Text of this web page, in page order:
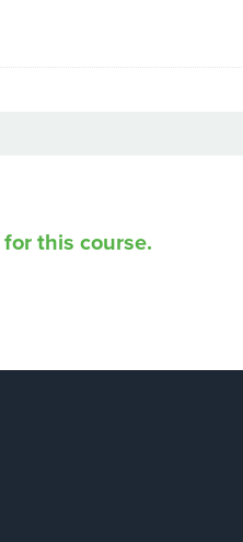
this course.